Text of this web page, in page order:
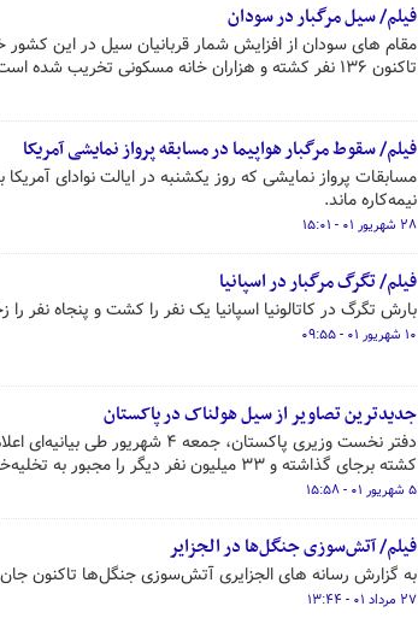
فیلم/ سیل مرگبار در سودان
مقام های سودان از افزایش شمار قربانیان سیل در این کشور
تاکنون ۱۳۶ نفر کشته و هزاران خانه مسکونی تخریب شده است.
فیلم/ سقوط مرگبار هواپیما در مسابقه پرواز نمایشی آمریکا
مسابقات پرواز نمایشی که روز یکشنبه در ایالت نوادای
نیمه‌کاره ماند.
۲۸ شهریور ۰۱ - ۱۵:۰۱
فیلم/ تگرگ مرگبار در اسپانیا
بارش تگرگ در کاتالونیا اسپانیا یک نفر را کشت و پنجاه نفر
۱۰ شهریور ۰۱ - ۰۹:۵۵
جدیدترین تصاویر از سیل هولناک در پاکستان
کشته برجای گذاشته و ۳۳ میلیون نفر دیگر را مجبور به تخلیه‌خانه‌های خود کرده است.
۵ شهریور ۰۱ - ۱۵:۵۸
فیلم/ آتش‌سوزی جنگل‌ها در الجزایر
به گزارش رسانه های الجزایری آتش‌سوزی جنگل‌ها تاکنون جان ۲۶ نفر را گرفته است.
۲۷ مرداد ۰۱ - ۱۳:۴۴